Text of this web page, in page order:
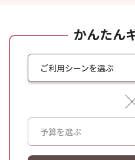
かんたん
ご利用シーンを選ぶ
予算を選ぶ